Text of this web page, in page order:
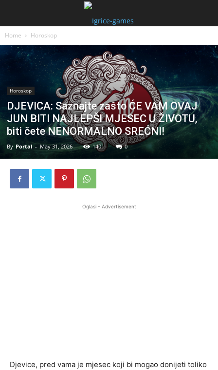
Home Horoskop
Horoskop
DJEVICA: Saznajte zašto ĆE VAM OVAJ
JUN BITI NAJLEPŠI MJESEC U ŽIVOTU,
biti čete NENORMALNO SREĆNI!
By Portal - May 31, 2026 1401 0
Oglasi - Advertisement
Djevice, pred vama je mjesec koji bi mogao donijeti toliko